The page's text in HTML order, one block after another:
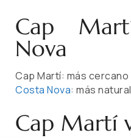
Cap
Nova
Cap Martí: más cercano
Costa Nova: más
Cap Martí